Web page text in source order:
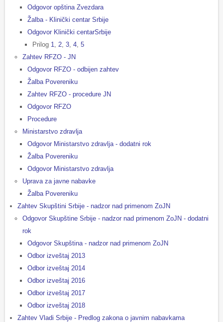
Odgovor opština Zvezdara
Žalba - Klinički centar Srbije
Odgovor Klinički centarSrbije
Prilog 1 2 3 4 5
Zahtev RFZO - JN
Odgovor RFZO - odbijen zahtev
Žalba Povereniku
Zahtev RFZO - procedure JN
Odgovor RFZO
Procedure
Ministarstvo zdravlja
Odgovor Ministarstvo zdravlja - dodatni rok
Žalba Povereniku
Odgovor Ministarstvo zdravlja
Uprava za javne nabavke
Žalba Povereniku
Zahtev Skupštini Srbije - nadzor nad primenom ZoJN
Odgovor Skupštine Srbije - nadzor nad primenom ZoJN - dodatni
rok
Odgovor Skupština - nadzor nad primenom ZoJN
Odbor izveštaj 2013
Odbor izveštaj 2014
Odbor izveštaj 2016
Odbor izveštaj 2017
Odbor izveštaj 2018
Zahtev Vladi Srbije - Predlog zakona o javnim nabavkama